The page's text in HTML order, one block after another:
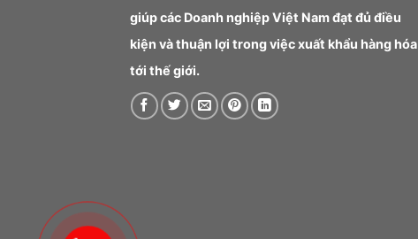
giúp các Doanh nghiệp Việt Nam đạt đủ điều
kiện và thuận lợi trong việc xuất khẩu hàng hóa
tới thế giới.